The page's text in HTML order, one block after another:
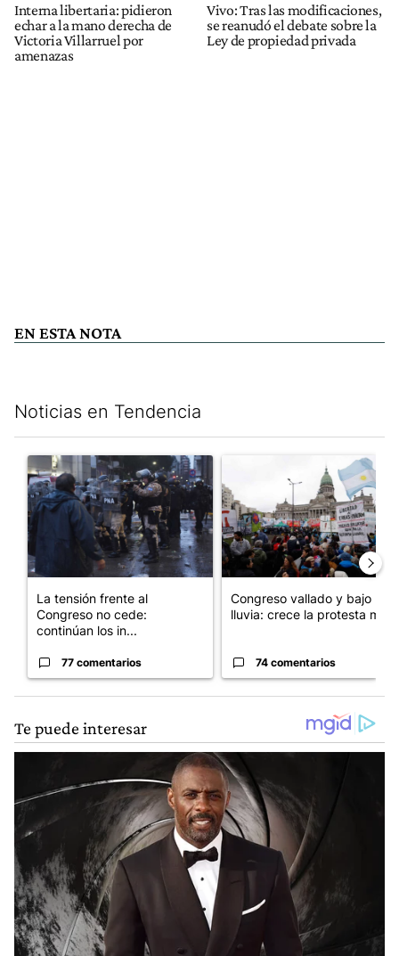
Interna libertaria: pidieron
echar a la mano derecha de
Victoria Villarruel por
amenazas
Vivo: Tras las modificaciones,
se reanudó el debate sobre la
Ley de propiedad privada
EN ESTA NOTA
Noticias en Tendencia
Un artículo de tendencia con el título "La tensión frente al
La tensión frente al
Congreso no cede:
continúan los in...
77 comentarios
Un artículo de tendencia
Congreso vallado y bajo la
lluvia: crece la protesta mi...
74 comentarios